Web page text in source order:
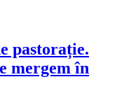
pastorație.
mergem în